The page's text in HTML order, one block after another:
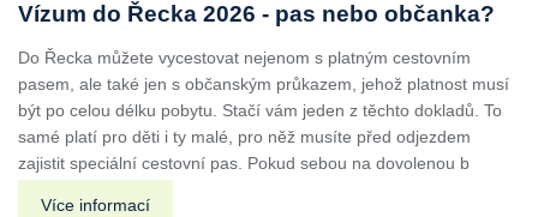
Vízum do Řecka 2026 - pas nebo občanka?
Do Řecka můžete vycestovat nejenom s platným cestovním
pasem, ale také jen s občanským průkazem, jehož platnost musí
být po celou délku pobytu. Stačí vám jeden z těchto dokladů. To
samé platí pro děti i ty malé, pro něž musíte před odjezdem
zajistit speciální cestovní pas. Pokud sebou na dovolenou b
Více informací